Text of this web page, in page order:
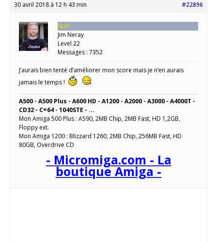
30 avril 2018 à 12 h 43 min #22896
Staff
Jim Neray
Level 22
Messages : 7352
J’aurais bien tenté d’améliorer mon score mais je n’en aurais
jamais le temps !
A500 - A500 Plus - A600 HD - A1200 - A2000 - A3000 - A4000T -
CD32 - C=64 - 1040STE - ...
Mon Amiga 500 Plus : A590, 2MB Chip, 2MB Fast, HD 1,2GB,
Floppy ext.
Mon Amiga 1200 : Blizzard 1260, 2MB Chip, 256MB Fast, HD
80GB, Overdrive CD
- Micromiga.com - La
boutique Amiga -